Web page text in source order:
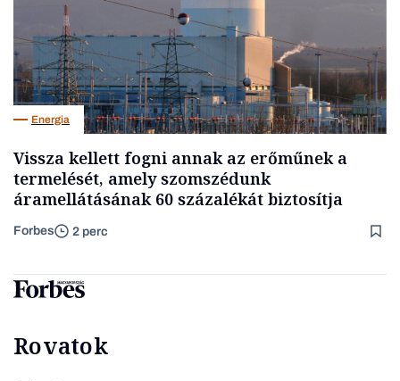
Energia
Vissza kellett fogni annak az erőműnek a
termelését, amely szomszédunk
áramellátásának 60 százalékát biztosítja
Forbes 2 perc
Rovatok